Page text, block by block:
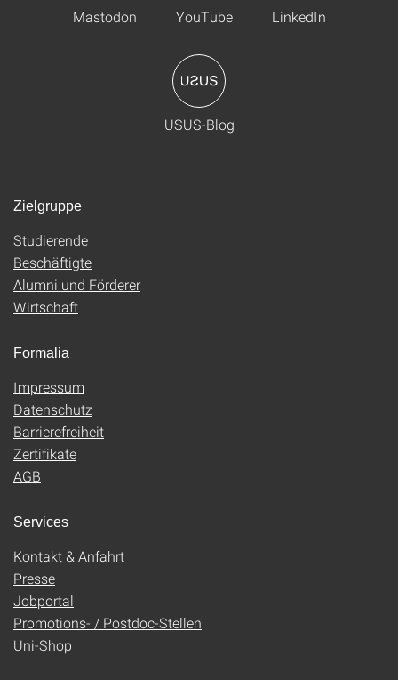
Mastodon YouTube LinkedIn
USUS-Blog
Zielgruppe
Studierende
Beschäftigte
Alumni und Förderer
Wirtschaft
Formalia
Impressum
Datenschutz
Barrierefreiheit
Zertifikate
AGB
Services
Kontakt & Anfahrt
Presse
Jobportal
Promotions- / Postdoc-Stellen
Uni-Shop